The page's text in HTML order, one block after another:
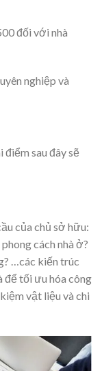
đối với nhà
nghiệp và
sau đây sẽ
của chủ sở hữu:
cách nhà ở?
…các kiến trúc
để tối ưu hóa công
vật liệu và chi